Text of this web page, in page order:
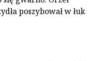
poszybował w łuk